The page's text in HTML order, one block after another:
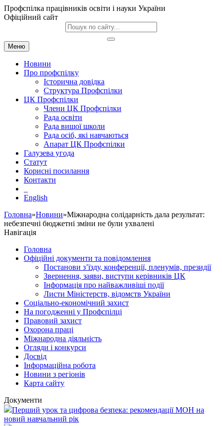
Профспілка працівників освіти і науки України
Офіційний сайт
Меню
Новини
Про профспілку
Історична довідка
Структура Профспілки
ЦК Профспілки
Члени ЦК Профспілки
Рада освіти
Рада вищої школи
Рада осіб, які навчаються
Апарат ЦК Профспілки
Галузева угода
Статут
Корисні посилання
Контакти
English
Головна»Новини»Міжнародна солідарність дала результат:
небезпечні бюджетні зміни не були ухвалені
Навігація
Головна
Офіційні документи та повідомлення
Постанови з’їзду, конференції, пленумів, президії
Звернення, заяви, виступи керівників ЦК
Інформація про найважливіші події
Листи Міністерств, відомств України
Соціально-економічний захист
На погодженні у Профспілці
Правовий захист
Охорона праці
Міжнародна діяльність
Огляди і конкурси
Досвід
Інформаційна робота
Новини з регіонів
Карта сайту
Документи
Перший урок та цифрова безпека: рекомендації МОН на
новий навчальний рік